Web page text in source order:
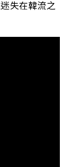
失在韓流之